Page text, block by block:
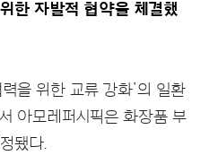
한 자발적 협약을 체결했
을 위한 교류 강화’의 일환
아모레퍼시픽은 화장품 부
됐다.